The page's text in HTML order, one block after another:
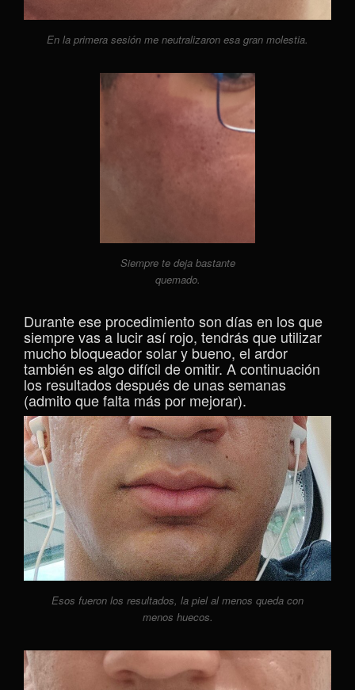
En la primera sesión me neutralizaron esa gran molestia.
Siempre te deja bastante
quemado.
Durante ese procedimiento son días en los que
siempre vas a lucir así rojo, tendrás que utilizar
mucho bloqueador solar y bueno, el ardor
también es algo difícil de omitir. A continuación
los resultados después de unas semanas
(admito que falta más por mejorar).
Esos fueron los resultados, la piel al menos queda con
menos huecos.